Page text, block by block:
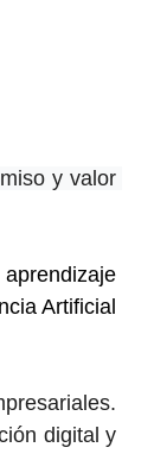
y valor
Artificial
digital y